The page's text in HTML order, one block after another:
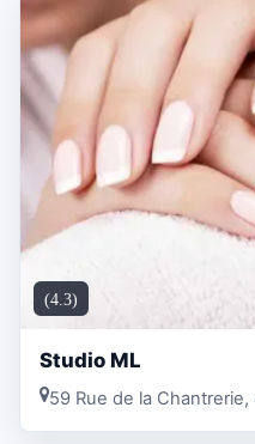
(4.3)
Studio ML
59 Rue de la